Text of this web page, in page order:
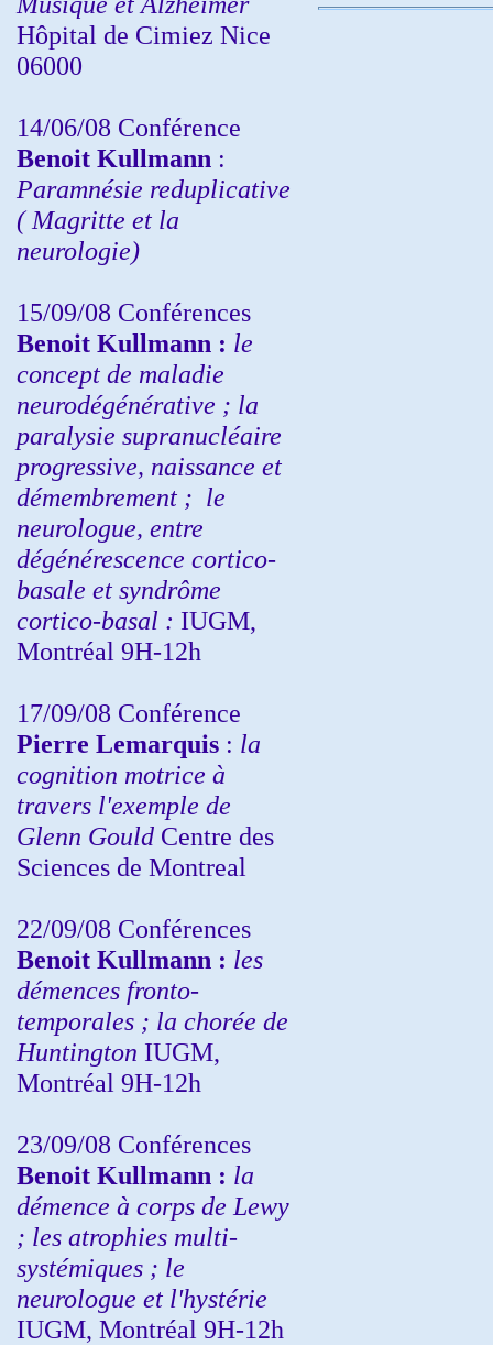
Hôpital de Cimiez Nice
06000
14/06/08 Conférence
Benoit Kullmann :
Paramnésie reduplicative
( Magritte et la
neurologie)
15/09/08 Conférences
Benoit Kullmann : le
concept de maladie
neurodégénérative ; la
paralysie supranucléaire
progressive, naissance et
démembrement ; le
neurologue, entre
dégénérescence cortico-
basale et syndrôme
cortico-basal : IUGM,
Montréal 9H-12h
17/09/08 Conférence
Pierre Lemarquis : la
cognition motrice à
travers l'exemple de
Glenn Gould Centre des
Sciences de Montreal
22/09/08 Conférences
Benoit Kullmann : les
démences fronto-
temporales ; la chorée de
Huntington IUGM,
Montréal 9H-12h
23/09/08 Conférences
Benoit Kullmann : la
démence à corps de Lewy
; les atrophies multi-
systémiques ; le
neurologue et l'hystérie
IUGM, Montréal 9H-12h